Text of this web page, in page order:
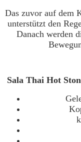
Das zuvor auf dem
unterstützt den
Danach werden
Sala Thai Hot